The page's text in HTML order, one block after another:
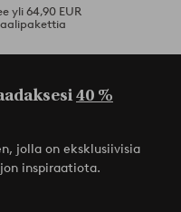
yli 64,90 EUR
40 %
jolla on eksklusiivisia
inspiraatiota.